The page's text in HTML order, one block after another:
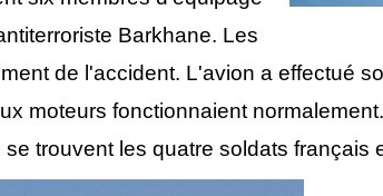
Barkhane. Les
de l'accident. L'avion a effectué
moteurs fonctionnaient
trouvent les quatre soldats français